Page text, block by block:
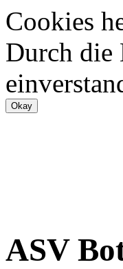
Cookies
Durch die
ASV